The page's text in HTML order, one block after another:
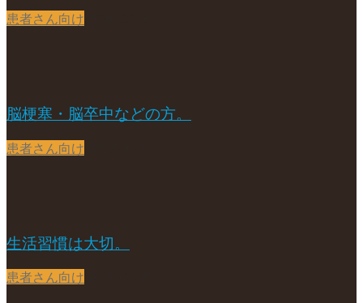
患者さん向け
脳梗塞・脳卒中などの方。
患者さん向け
生活習慣は大切。
患者さん向け